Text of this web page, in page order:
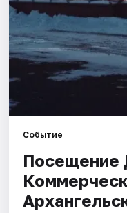
Событие
Посещение